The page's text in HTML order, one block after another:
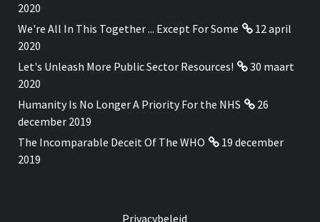
2020
We're All In This Together ... Except For Some
12 april
2020
Let's Unleash More Public Sector Resources!
30 maart
2020
Humanity Is No Longer A Priority For the NHS
26
december 2019
The Incomparable Deceit Of The WHO
19 december
2019
Privacybeleid